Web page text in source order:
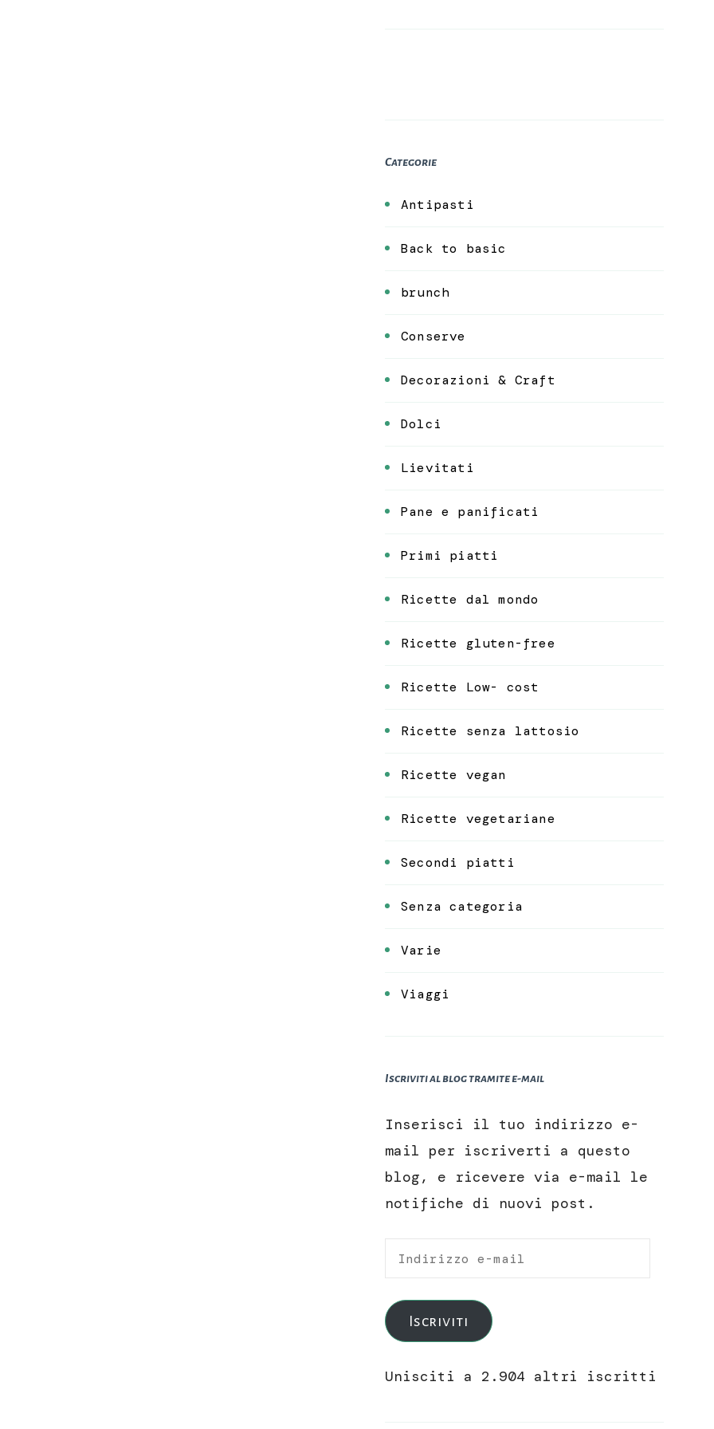
Categorie
Antipasti
Back to basic
brunch
Conserve
Decorazioni & Craft
Dolci
Lievitati
Pane e panificati
Primi piatti
Ricette dal mondo
Ricette gluten-free
Ricette Low- cost
Ricette senza lattosio
Ricette vegan
Ricette vegetariane
Secondi piatti
Senza categoria
Varie
Viaggi
Iscriviti al blog tramite e-mail
Inserisci il tuo indirizzo e-
mail per iscriverti a questo
blog, e ricevere via e-mail le
notifiche di nuovi post.
Indirizzo
mail
Iscriviti
Unisciti a 2.904 altri iscritti